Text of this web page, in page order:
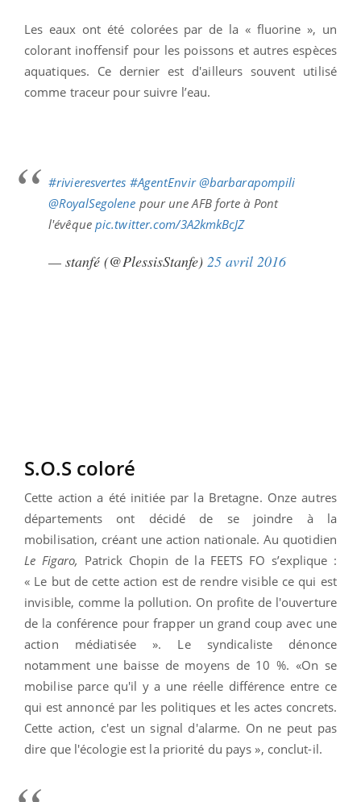
Les eaux ont été colorées par de la « fluorine », un
colorant inoffensif pour les poissons et autres espèces
aquatiques. Ce dernier est d'ailleurs souvent utilisé
comme traceur pour suivre l’eau.
#rivieresvertes #AgentEnvir @barbarapompili
@RoyalSegolene pour une AFB forte à Pont
l'évêque pic.twitter.com/3A2kmkBcJZ
— stanfé (@PlessisStanfe) 25 avril 2016
S.O.S coloré
Cette action a été initiée par la Bretagne. Onze autres
départements ont décidé de se joindre à la
mobilisation, créant une action nationale. Au quotidien
Le Figaro, Patrick Chopin de la FEETS FO s’explique :
« Le but de cette action est de rendre visible ce qui est
invisible, comme la pollution. On profite de l'ouverture
de la conférence pour frapper un grand coup avec une
action médiatisée ». Le syndicaliste dénonce
notamment une baisse de moyens de 10 %. «On se
mobilise parce qu'il y a une réelle différence entre ce
qui est annoncé par les politiques et les actes concrets.
Cette action, c'est un signal d'alarme. On ne peut pas
dire que l'écologie est la priorité du pays », conclut-il.